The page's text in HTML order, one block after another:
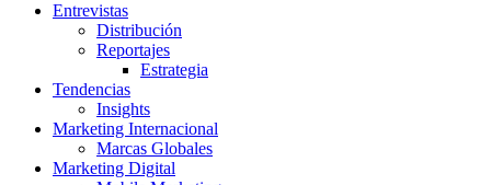
Entrevistas
Distribución
Reportajes
Estrategia
Tendencias
Insights
Marketing Internacional
Marcas Globales
Marketing Digital